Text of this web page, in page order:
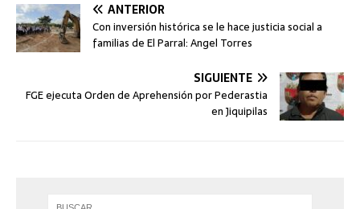
ANTERIOR
Con inversión histórica se le hace justicia social a
familias de El Parral: Angel Torres
SIGUIENTE
FGE ejecuta Orden de Aprehensión por Pederastia
en Jiquipilas